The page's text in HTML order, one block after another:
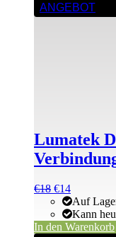
ANGEBOT
Lumatek
Ursprünglicher
Preis
war:
€18
€18Aktueller
Preis
ist:
€18.
€14
Auf
Kann
In den Warenkorb